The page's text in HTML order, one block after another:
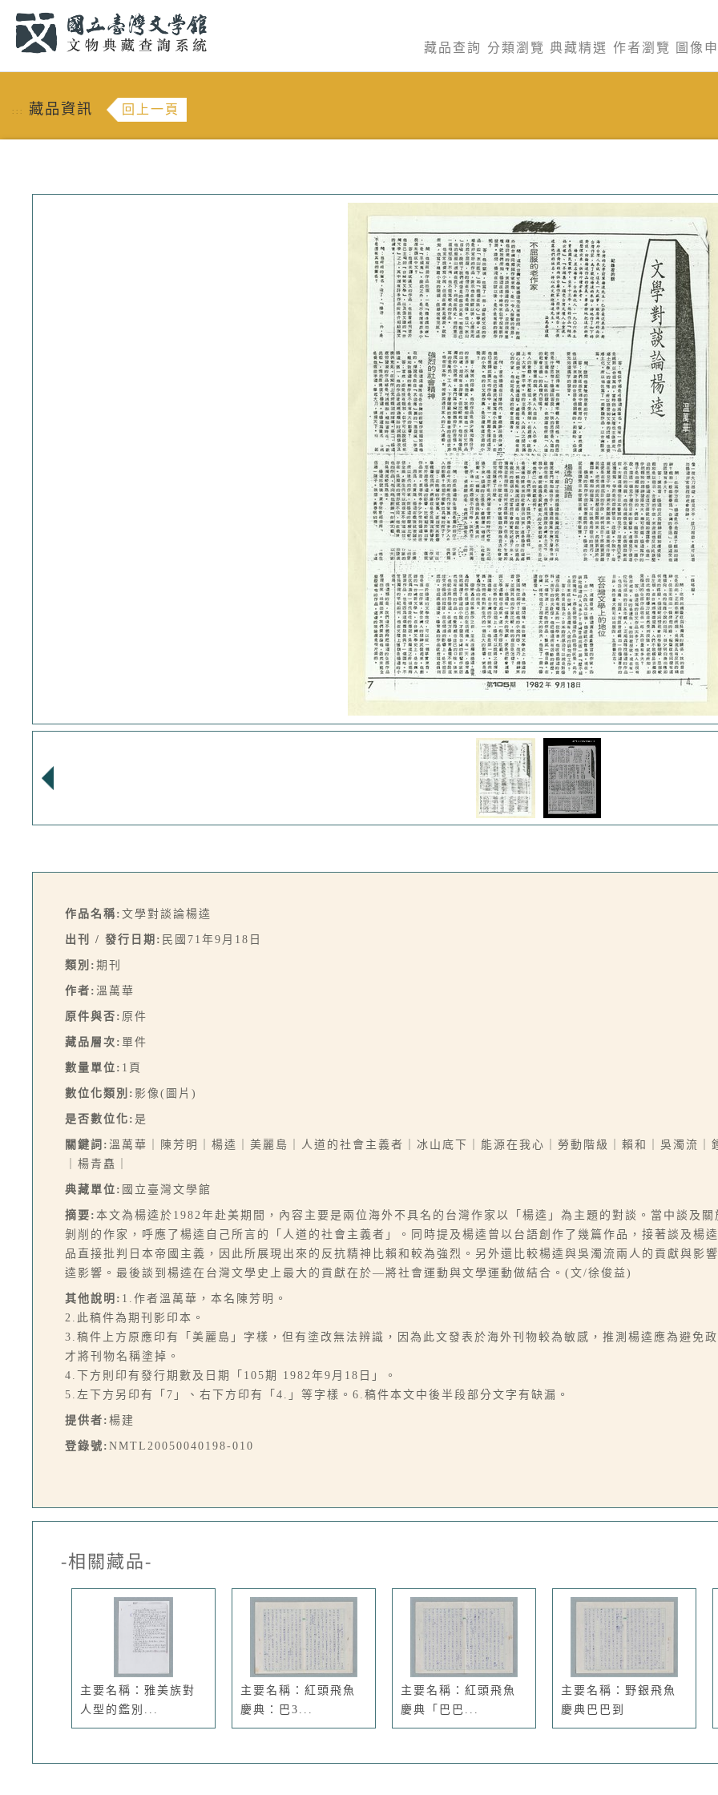
藏品查詢 分類瀏覽 典藏精選 作者瀏覽 圖像
::: 藏品資訊 回上一頁
作品名稱: 文學對談論楊逵
出刊 / 發行日期: 民國71年9月18日
類別: 期刊
作者: 溫萬華
原件與否: 原件
藏品層次: 單件
數量單位: 1頁
數位化類別: 影像(圖片)
是否數位化: 是
關鍵詞: 溫萬華｜陳芳明｜楊逵｜美麗島｜人道的社會主義者｜冰山底下｜能源在我心｜勞動階級｜賴和｜吳濁流
｜楊青矗｜
典藏單位: 國立臺灣文學館
摘要: 本文為楊逵於1982年赴美期間，內容主要是兩位海外不具名的台灣作家以「楊逵」為主題的對談。當中談及
剝削的作家，呼應了楊逵自己所言的「人道的社會主義者」。同時提及楊逵曾以台語創作了幾篇作品，接著談及楊
品直接批判日本帝國主義，因此所展現出來的反抗精神比賴和較為強烈。另外還比較楊逵與吳濁流兩人的貢獻與影
逵影響。最後談到楊逵在台灣文學史上最大的貢獻在於—將社會運動與文學運動做結合。(文/徐俊益)
其他說明: 1.作者溫萬華，本名陳芳明。
2.此稿件為期刊影印本。
3.稿件上方原應印有「美麗島」字樣，但有塗改無法辨識，因為此文發表於海外刊物較為敏感，推測楊逵應為避免
才將刊物名稱塗掉。
4.下方則印有發行期數及日期「105期 1982年9月18日」。
5.左下方另印有「7」、右下方印有「4.」等字樣。6.稿件本文中後半段部分文字有缺漏。
提供者: 楊建
登錄號: NMTL20050040198-010
-相關藏品-
主要名稱：雅美族對
人型的鑑別...
主要名稱：紅頭飛魚
慶典：巴3...
主要名稱：紅頭飛魚
慶典「巴巴...
主要名稱：野銀飛魚
慶典巴巴到